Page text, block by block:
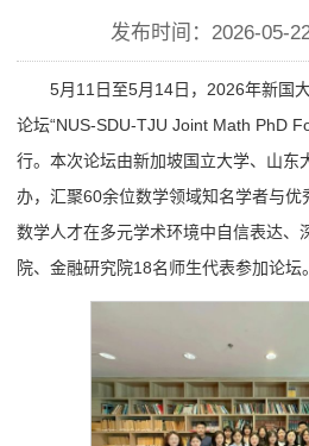
发布时间：2026-05-
5月11日至5月14日，2026年新国
论坛“NUS-SDU-TJU Joint Math PhD
行。本次论坛由新加坡国立大学、山东
办，汇聚60余位数学领域知名学者与
数学人才在多元学术环境中自信表达、
院、金融研究院18名师生代表参加论坛。